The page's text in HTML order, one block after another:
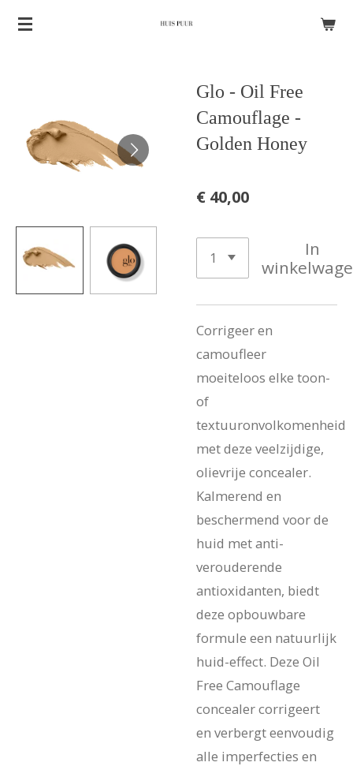
Ga
Glo - Oil Free
Camouflage -
Golden Honey
€ 40,00
In
Corrigeer en
camoufleer
moeiteloos elke toon-
of
textuuronvolkomenheid
met deze veelzijdige,
olievrije concealer.
Kalmerend en
beschermend voor de
huid met anti-
verouderende
antioxidanten, biedt
deze opbouwbare
formule een natuurlijk
huid-effect. Deze Oil
Free Camouflage
concealer corrigeert
en verbergt eenvoudig
alle imperfecties en